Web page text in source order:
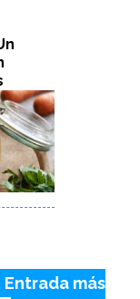
Entrada más